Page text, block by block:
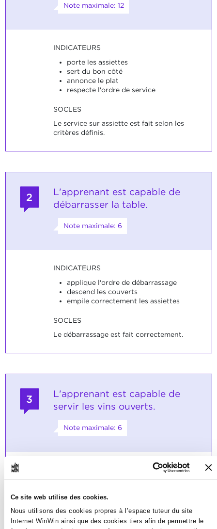
Ce site web utilise des cookies.
Nous utilisons des cookies propres à l’espace tuteur du site
Internet WinWin ainsi que des cookies tiers afin de permettre le
Note maximale: 12
INDICATEURS
porte les assiettes
sert du bon côté
annonce le plat
respecte l'ordre de service
SOCLES
Le service sur assiette est fait selon les
critères définis.
2
L'apprenant est capable de
débarrasser la table.
Note maximale: 6
INDICATEURS
applique l'ordre de débarrassage
descend les couverts
empile correctement les assiettes
SOCLES
Le débarrassage est fait correctement.
3
L'apprenant est capable de
servir les vins ouverts.
Note maximale: 6
verse la bonne quantité
sert et débarrasse du bon côté